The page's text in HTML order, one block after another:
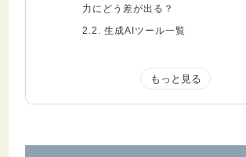
力にどう差が出る？
2.2. 生成AIツール一覧
プロンプトエンジニアリングの基礎
3.1.プロンプトのタイプ別分類（